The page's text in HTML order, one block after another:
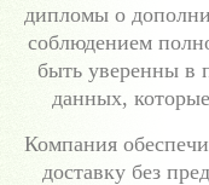
дипломы о
соблюдением
быть уверенны в
данных,
Компания
доставку без